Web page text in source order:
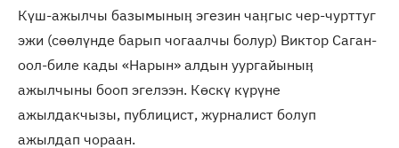
Күш-ажылчы базымыныӊ эгезин чаӊгыс чер-чурттуг
эжи (сөөлүнде барып чогаалчы болур) Виктор Саган-
оол-биле кады «Нарын» алдын уургайыныӊ
ажылчыны бооп эгелээн. Көскү күрүне
ажылдакчызы, публицист, журналист болуп
ажылдап чораан.